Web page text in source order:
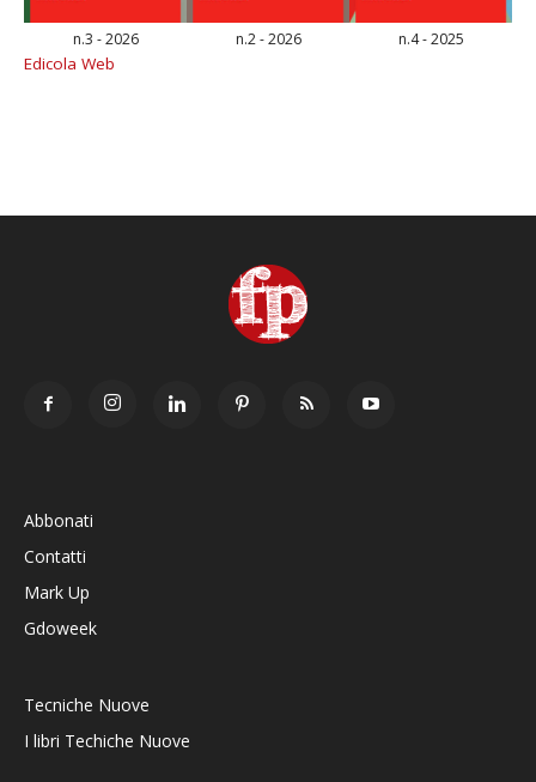
n.3 - 2026 n.2 - 2026 n.4 - 2025
Edicola Web
Abbonati
Contatti
Mark Up
Gdoweek
Tecniche Nuove
I libri Techiche Nuove